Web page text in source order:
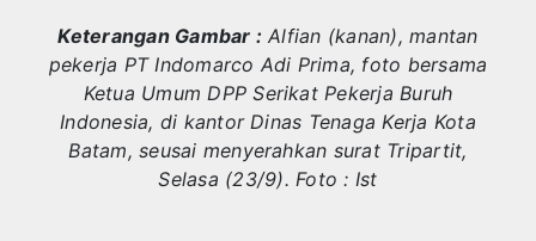
GALLERY
LIFE STYLE
KESEHATAN
Aneng: Validasi Data Penting untuk
Bupati Aneng Apresiasi DPRD Anambas
Hari Anak Nasional, Bupati Anambas Ajak
Bupati Anambas Koordinasi dengan Wakil
Program MBG di Anambas Selain Manfaat
Keterangan Gambar : Alfian (kanan), mantan
pekerja PT Indomarco Adi Prima, foto bersama
Ketua Umum DPP Serikat Pekerja Buruh
Indonesia, di kantor Dinas Tenaga Kerja Kota
Batam, seusai menyerahkan surat Tripartit,
Selasa (23/9). Foto : Ist